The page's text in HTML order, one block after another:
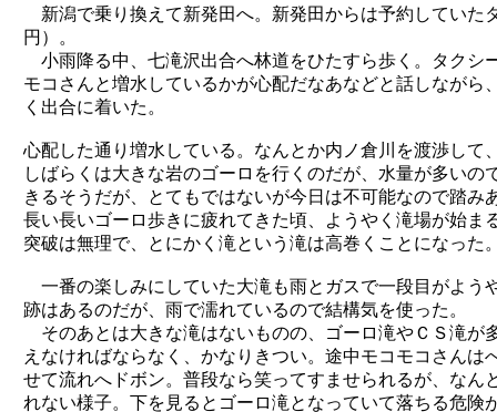
新潟で乗り換えて新発田へ。新発田からは予約していた
円）。
小雨降る中、七滝沢出合へ林道をひたすら歩く。タクシ
モコさんと増水しているかが心配だなあなどと話しなが
く出合に着いた。
心配した通り増水している。なんとか内ノ倉川を渡渉して
しばらくは大きな岩のゴーロを行くのだが、水量が多い
きるそうだが、とてもではないが今日は不可能なので踏み
長い長いゴーロ歩きに疲れてきた頃、ようやく滝場が始
突破は無理で、とにかく滝という滝は高巻くことになった
一番の楽しみにしていた大滝も雨とガスで一段目がよう
跡はあるのだが、雨で濡れているので結構気を使った。
そのあとは大きな滝はないものの、ゴーロ滝やＣＳ滝が
えなければならなく、かなりきつい。途中モコモコさん
せて流れへドボン。普段なら笑ってすませられるが、な
れない様子。下を見るとゴーロ滝となっていて落ちる危